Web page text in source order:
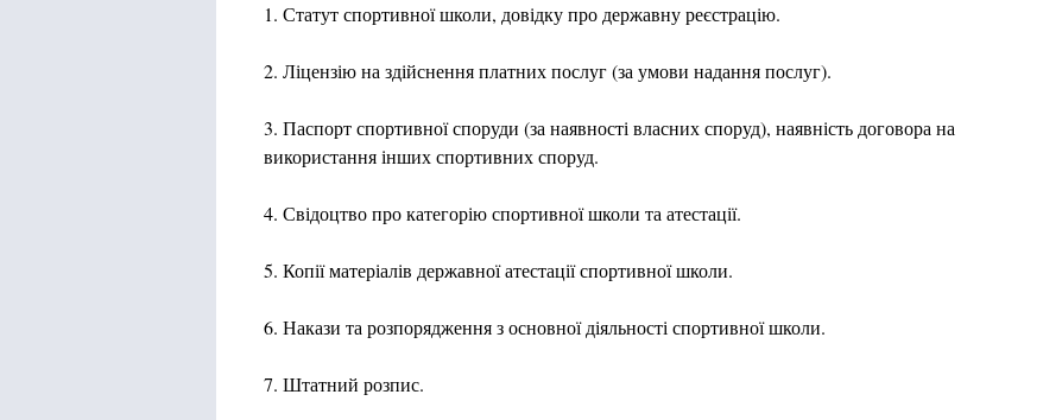
1. Статут спортивної школи, довідку про державну реєстрацію.
2. Ліцензію на здійснення платних послуг (за умови надання послуг).
3. Паспорт спортивної споруди (за наявності власних споруд), наявність договора на
використання інших спортивних споруд.
4. Свідоцтво про категорію спортивної школи та атестації.
5. Копії матеріалів державної атестації спортивної школи.
6. Накази та розпорядження з основної діяльності спортивної школи.
7. Штатний розпис.